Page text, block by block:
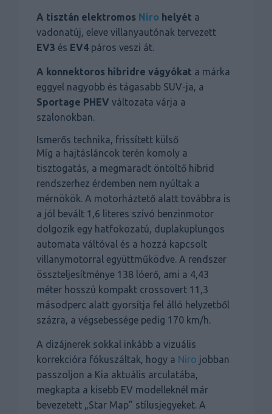
A tisztán elektromos Niro helyét a
vadonatúj, eleve villanyautónak tervezett
EV3 és EV4 páros veszi át.
A konnektoros hibridre vágyókat a márka
eggyel nagyobb és tágasabb SUV-ja, a
Sportage PHEV változata várja a
szalonokban.
Ismerős technika, frissített külső
Míg a hajtásláncok terén komoly a
tisztogatás, a megmaradt öntöltő hibrid
rendszerhez érdemben nem nyúltak a
mérnökök. A motorháztető alatt továbbra is
a jól bevált 1,6 literes szívó benzinmotor
dolgozik egy hatfokozatú, duplakuplungos
automata váltóval és a hozzá kapcsolt
villanymotorral együttműködve. A rendszer
összteljesítménye 138 lóerő, ami a 4,43
méter hosszú kompakt crossovert 11,3
másodperc alatt gyorsítja fel álló helyzetből
százra, a végsebessége pedig 170 km/h.
A dizájnerek sokkal inkább a vizuális
korrekcióra fókuszáltak, hogy a Niro jobban
passzoljon a Kia aktuális arculatába,
megkapta a kisebb EV modelleknél már
bevezetett „Star Map” stílusjegyeket. A